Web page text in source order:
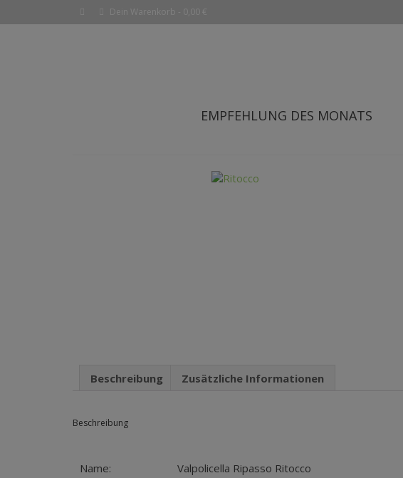
Dein Warenkorb 0,00 €
EMPFEHLUNG DES MONATS
Beschreibung Zusätzliche Informationen
Beschreibung
Name:
Valpolicella Ripasso Ritocco